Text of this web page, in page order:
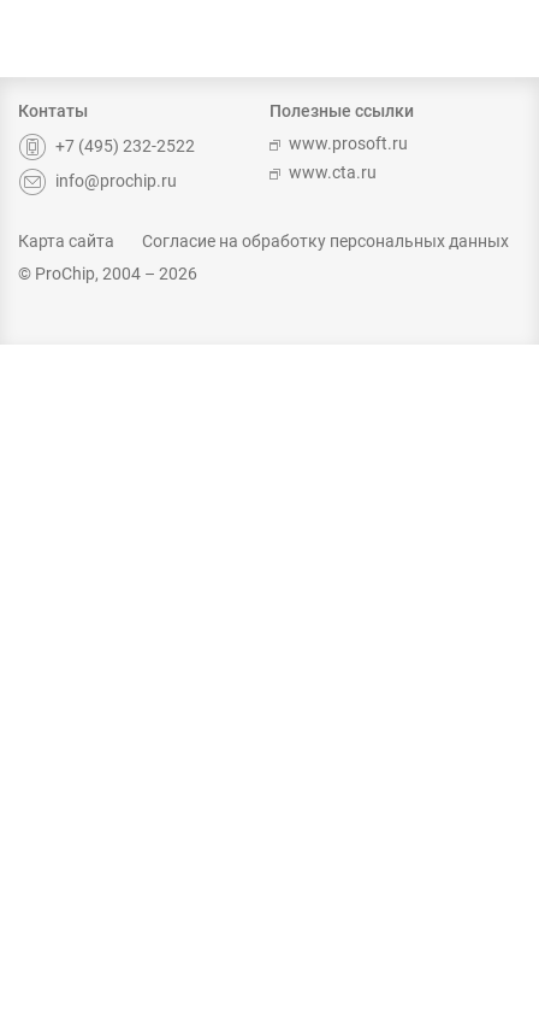
Контаты
+7 (495) 232-2522
info@prochip.ru
Полезные ссылки
www.prosoft.ru
www.cta.ru
Карта сайта
Согласие на обработку персональных данных
© ProChip, 2004 – 2026